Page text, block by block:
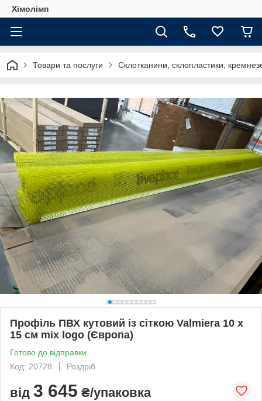
Хімолімп
Товари та послуги Склотканини, склопластики,
Профіль ПВХ кутовий із сіткою Valmiera 10 х
15 см mix logo (Європа)
Готово до відправки
Код: 20728
Роздріб
від 3 645 ₴/упаковка